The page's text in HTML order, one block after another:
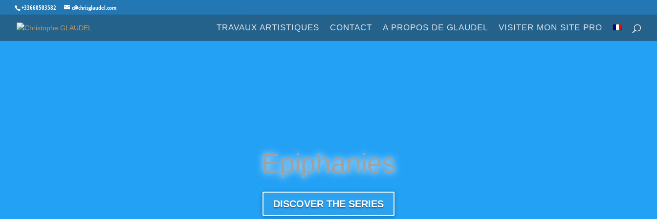
+33660503582 c@chrisglaudel.com
TRAVAUX ARTISTIQUES CONTACT A PROPOS DE GLAUDEL VISITER MON SITE PRO
Epiphanies
DISCOVER THE SERIES